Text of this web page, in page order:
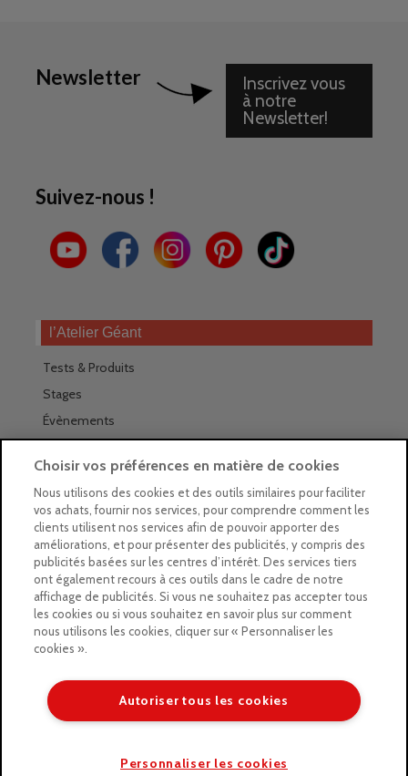
Newsletter
Inscrivez vous
à notre
Newsletter!
Suivez-nous !
l’Atelier Géant
Tests & Produits
Stages
Évènements
Trouver nos magasins
La newsletter des magasins
Feuilleter le Guide
Gratuit : intégrer le Guide
Marques Beaux-Arts
Matériel pour l’aquarelle
Matériel pour l’acrylique
Matériel pour l’huile
Copyright © 2026 LE GEANT DES BEAUX ARTS
Choisir vos préférences en matière de cookies
Nous utilisons des cookies et des outils similaires pour faciliter
vos achats, fournir nos services, pour comprendre comment les
clients utilisent nos services afin de pouvoir apporter des
améliorations, et pour présenter des publicités, y compris des
publicités basées sur les centres d’intérêt. Des services tiers
ont également recours à ces outils dans le cadre de notre
affichage de publicités. Si vous ne souhaitez pas accepter tous
les cookies ou si vous souhaitez en savoir plus sur comment
nous utilisons les cookies, cliquer sur « Personnaliser les
cookies ».
Autoriser tous les cookies
Personnaliser les cookies